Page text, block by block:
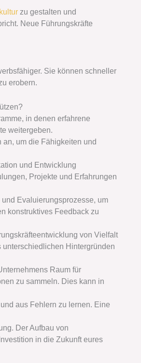
zu gestalten und
Neue Führungskräfte
Sie können schneller
erobern.
in denen erfahrene
weitergeben.
um die Fähigkeiten und
und Entwicklung
Projekte und Erfahrungen
Evaluierungsprozesse, um
konstruktives Feedback zu
von Vielfalt
Hintergründen
Raum für
zu sammeln. Dies kann in
aus Fehlern zu lernen. Eine
Der Aufbau von
in die Zukunft eures